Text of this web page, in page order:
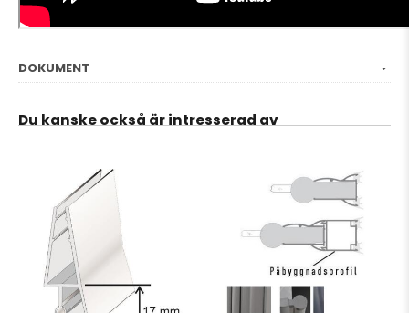
DOKUMENT
Du kanske också är intresserad av